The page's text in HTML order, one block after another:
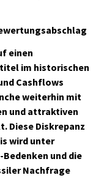
einen
im historischen
Cashflows
weiterhin mit
und attraktiven
Diese Diskrepanz
wird unter
Bedenken und die
Nachfrage